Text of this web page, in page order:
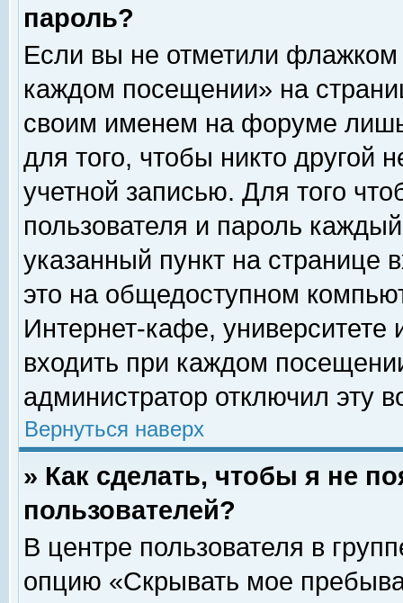
пароль?
Если вы не отметили флажком
каждом посещении» на
своим именем на форуме
для того, чтобы никто другой
учетной записью. Для того
пользователя и пароль
указанный пункт на
это на общедоступном
Интернет-кафе, университете
входить при каждом
администратор отключил эту
Вернуться наверх
» Как сделать, чтобы я не
пользователей?
В центре пользователя в
опцию «Скрывать мое